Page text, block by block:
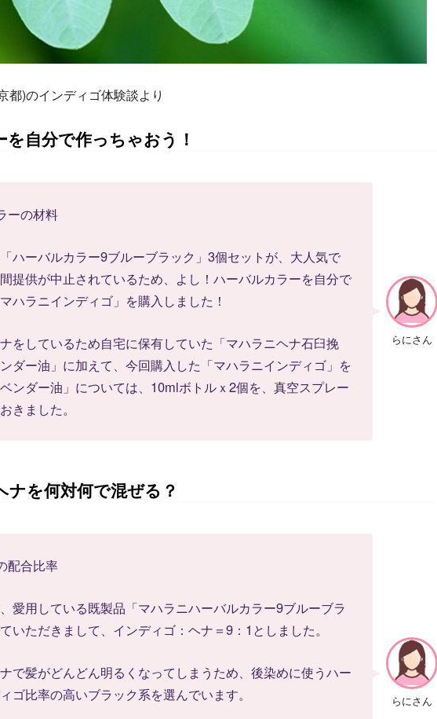
都)のインディゴ体験談より
自分で作っちゃおう！
らにさん
ーの材料
ハーバルカラー9ブルーブラック」3個セットが、大人気で
提供が中止されているため、よし！ハーバルカラーを自分で
ハラニインディゴ」を購入しました！
をしているため自宅に保有していた「マハラニヘナ石臼挽
ダー油」に加えて、今回購入した「マハラニインディゴ」を
ンダー油」については、10mlボトルｘ2個を、真空スプレー
きました。
を何対何で混ぜる？
らにさん
配合比率
愛用している既製品「マハラニハーバルカラー9ブルーブラ
いただきまして、インディゴ：ヘナ＝9：1としました。
で髪がどんどん明るくなってしまうため、後染めに使うハー
ゴ比率の高いブラック系を選んでいます。